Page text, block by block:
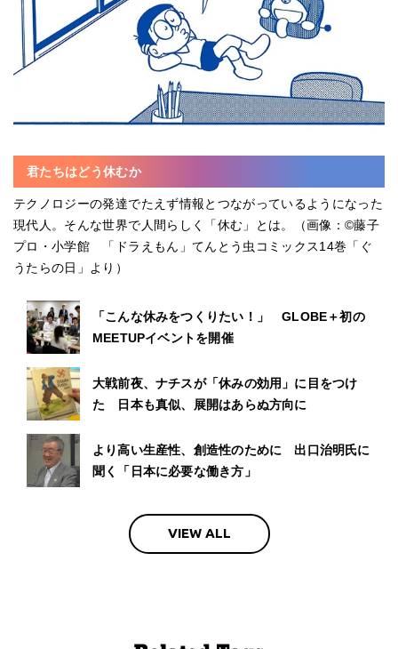
君たちはどう休むか
テクノロジーの発達でたえず情報とつながっているようになった
現代人。そんな世界で人間らしく「休む」とは。（画像：©藤子
プロ・小学館 「ドラえもん」てんとう虫コミックス14巻「ぐ
うたらの日」より）
「こんな休みをつくりたい！」 GLOBE＋初の
MEETUPイベントを開催
大戦前夜、ナチスが「休みの効用」に目をつけ
た 日本も真似、展開はあらぬ方向に
より高い生産性、創造性のために 出口治明氏に
聞く「日本に必要な働き方」
VIEW ALL